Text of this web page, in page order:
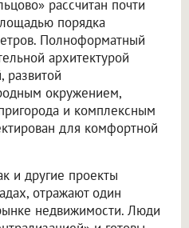
рассчитан почти
порядка
Полноформатный
архитектурой
развитой
окружением,
и комплексным
для комфортной
и другие проекты
отражают один
недвижимости. Люди